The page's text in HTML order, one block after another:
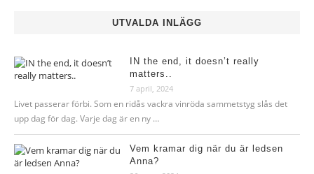
UTVALDA INLÄGG
IN the end, it doesn’t really
matters..
7 april, 2024
Livet passerar förbi. Som en ridås vackra vinröda sammetstyg slås det
upp dag för dag. Varje dag är en ny …
Vem kramar dig när du är ledsen
Anna?